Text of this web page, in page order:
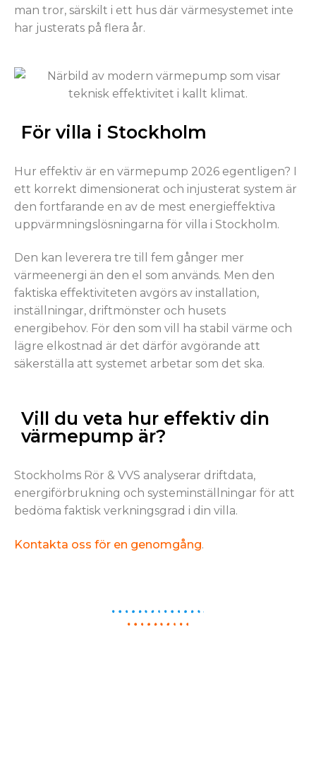
man tror, särskilt i ett hus där värmesystemet inte
har justerats på flera år.
För villa i Stockholm
Hur effektiv är en värmepump 2026 egentligen? I
ett korrekt dimensionerat och injusterat system är
den fortfarande en av de mest energieffektiva
uppvärmningslösningarna för villa i Stockholm.
Den kan leverera tre till fem gånger mer
värmeenergi än den el som används. Men den
faktiska effektiviteten avgörs av installation,
inställningar, driftmönster och husets
energibehov. För den som vill ha stabil värme och
lägre elkostnad är det därför avgörande att
säkerställa att systemet arbetar som det ska.
Vill du veta hur effektiv din
värmepump är?
Stockholms Rör & VVS analyserar driftdata,
energiförbrukning och systeminställningar för att
bedöma faktisk verkningsgrad i din villa.
Kontakta oss för en genomgång.